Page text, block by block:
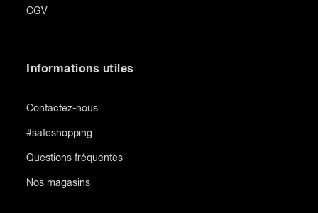
CGV
Informations utiles
Contactez-nous
#safeshopping
Questions fréquentes
Nos magasins